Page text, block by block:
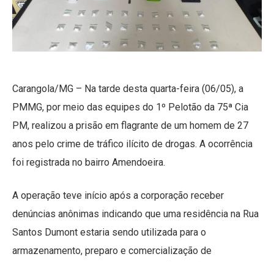
Carangola/MG – Na tarde desta quarta-feira (06/05), a
PMMG, por meio das equipes do 1º Pelotão da 75ª Cia
PM, realizou a prisão em flagrante de um homem de 27
anos pelo crime de tráfico ilícito de drogas. A ocorrência
foi registrada no bairro Amendoeira.
A operação teve início após a corporação receber
denúncias anônimas indicando que uma residência na Rua
Santos Dumont estaria sendo utilizada para o
armazenamento, preparo e comercialização de